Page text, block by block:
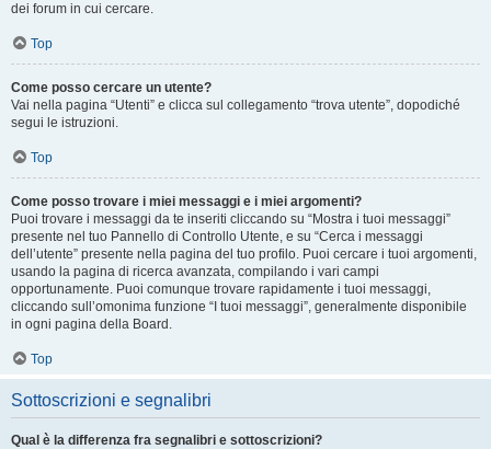
dei forum in cui cercare.
Top
Come posso cercare un utente?
Vai nella pagina “Utenti” e clicca sul collegamento “trova utente”, dopodiché
segui le istruzioni.
Top
Come posso trovare i miei messaggi e i miei argomenti?
Puoi trovare i messaggi da te inseriti cliccando su “Mostra i tuoi messaggi”
presente nel tuo Pannello di Controllo Utente, e su “Cerca i messaggi
dell’utente” presente nella pagina del tuo profilo. Puoi cercare i tuoi argomenti,
usando la pagina di ricerca avanzata, compilando i vari campi
opportunamente. Puoi comunque trovare rapidamente i tuoi messaggi,
cliccando sull’omonima funzione “I tuoi messaggi”, generalmente disponibile
in ogni pagina della Board.
Top
Sottoscrizioni e segnalibri
Qual è la differenza fra segnalibri e sottoscrizioni?